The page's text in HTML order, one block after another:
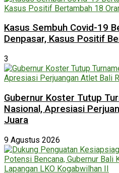
Kasus Sembuh Covid-19
Denpasar, Kasus Positif
3
Gubernur Koster Tutup
Nasional, Apresiasi
Juara
9 Agustus 2026